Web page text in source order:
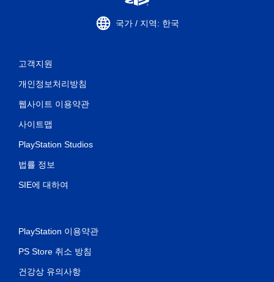
국가 / 지역: 한국
고객지원
개인정보처리방침
웹사이트 이용약관
사이트맵
PlayStation Studios
법률 정보
SIE에 대하여
PlayStation 이용약관
PS Store 취소 방침
건강상 유의사항